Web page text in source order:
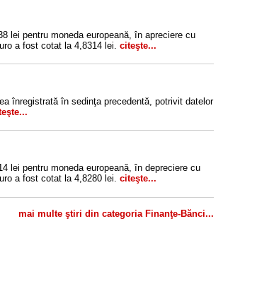
lei pentru moneda europeană, în apreciere cu
a fost cotat la 4,8314 lei. citeşte...
înregistrată în sedinţa precedentă, potrivit datelor
lei pentru moneda europeană, în depreciere cu
a fost cotat la 4,8280 lei. citeşte...
mai multe ştiri din categoria Finanţe-Bănci...